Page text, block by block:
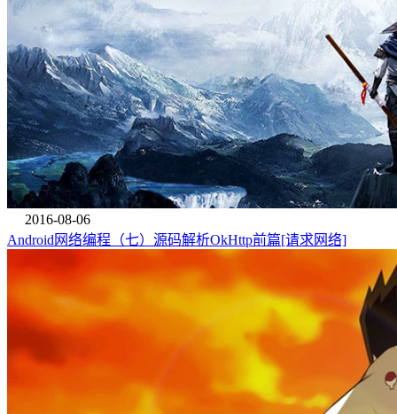
2016-08-06
Android网络编程（七）源码解析OkHttp前篇[请求网络]